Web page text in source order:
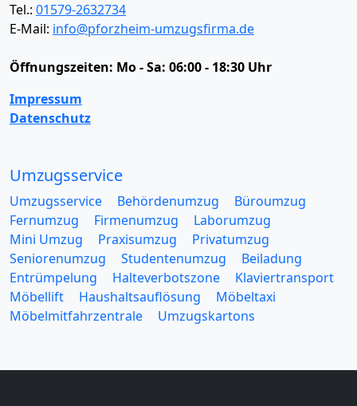
Tel.: 01579-2632734
E-Mail: info@pforzheim-umzugsfirma.de
Öffnungszeiten: Mo - Sa: 06:00 - 18:30 Uhr
Impressum
Datenschutz
Umzugsservice
Umzugsservice Behördenumzug
Büroumzug
Fernumzug
Firmenumzug
Laborumzug
Mini Umzug
Praxisumzug
Privatumzug
Seniorenumzug
Studentenumzug
Beiladung
Entrümpelung
Halteverbotszone
Klaviertransport
Möbellift
Haushaltsauflösung
Möbeltaxi
Möbelmitfahrzentrale
Umzugskartons